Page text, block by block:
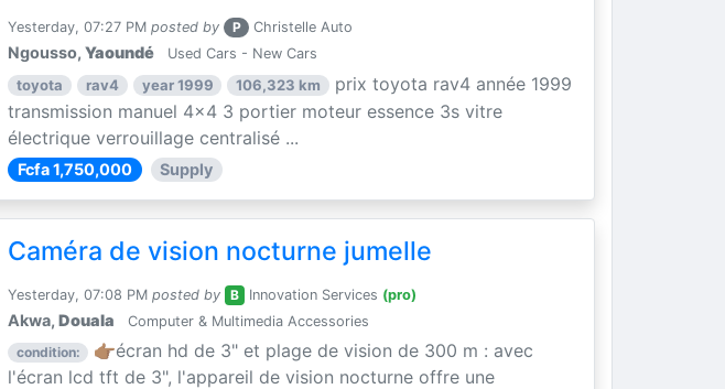
Yesterday, 07:27 PM posted by P Christelle Auto
Ngousso,Yaoundé Used Cars - New Cars
toyota rav4 year 1999 106,323 km
prix toyota rav4 année 1999
transmission manuel 4x4 3 portier moteur essence 3s vitre
électrique verrouillage centralisé ...
Fcfa 1,750,000 Supply
Caméra de vision nocturne jumelle
Yesterday, 07:08 PM posted by B Innovation Services (pro)
Akwa,Douala
Computer & Multimedia Accessories
condition: 👉🏽écran hd de 3" et plage de vision de 300 m : avec
l'écran lcd tft de 3", l'appareil de vision nocturne offre une